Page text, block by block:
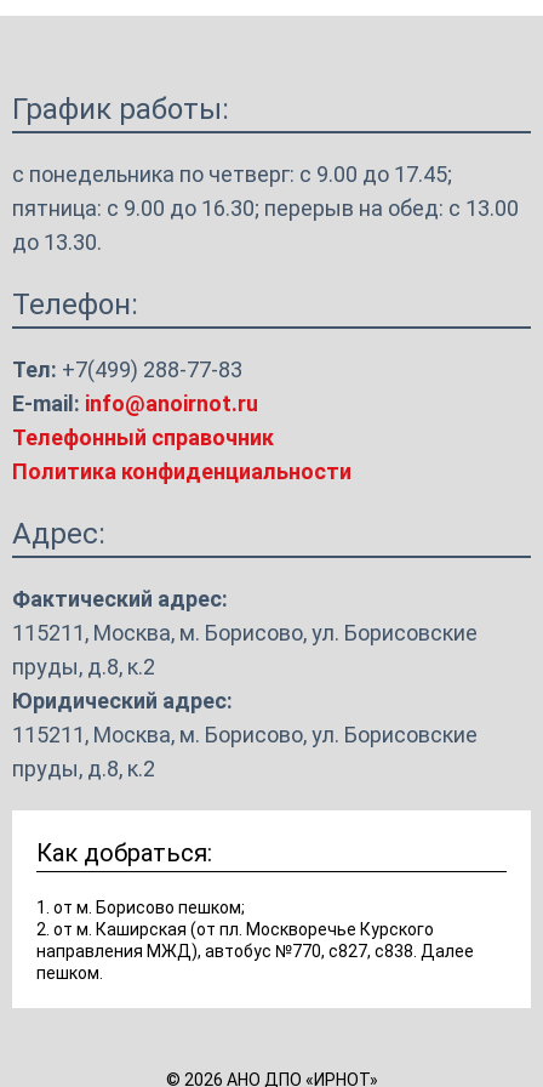
График работы:
с понедельника по четверг: с 9.00 до 17.45;
пятница: с 9.00 до 16.30; перерыв на обед: с 13.00
до 13.30.
Телефон:
Тел: +7(499) 288-77-83
E-mail: info@anoirnot.ru
Телефонный справочник
Политика конфиденциальности
Адрес:
Фактический адрес:
115211, Москва, м. Борисово, ул. Борисовские
пруды, д.8, к.2
Юридический адрес:
115211, Москва, м. Борисово, ул. Борисовские
пруды, д.8, к.2
Как добраться:
1. от м. Борисово пешком;
2. от м. Каширская (от пл. Москворечье Курского
направления МЖД), автобус №770, с827, с838. Далее
пешком.
© 2026 АНО ДПО «ИРНОТ»